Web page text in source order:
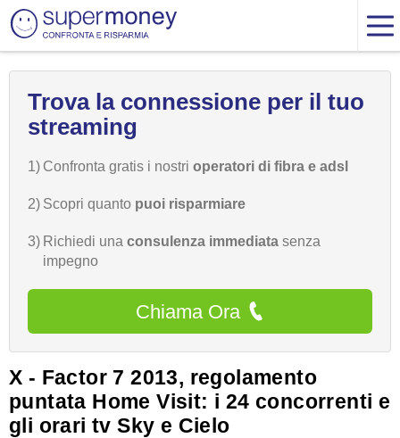
Trova la connessione per il tuo
streaming
1) Confronta gratis i nostri operatori di fibra e adsl
2) Scopri quanto puoi risparmiare
3) Richiedi una consulenza immediata senza
impegno
Chiama Ora
X - Factor 7 2013, regolamento
puntata Home Visit: i 24 concorrenti e
gli orari tv Sky e Cielo